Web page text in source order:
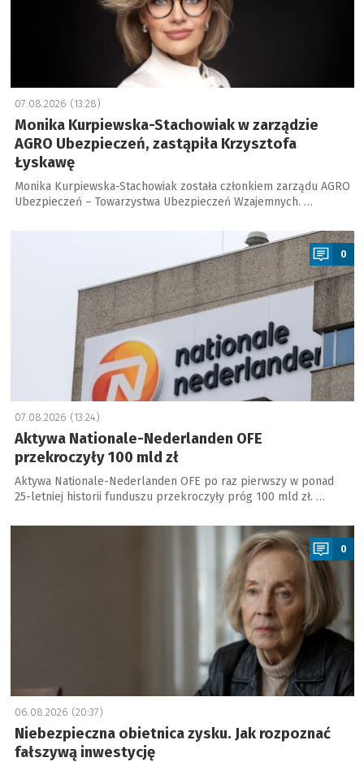
07.08.2026 (13:28)
Monika Kurpiewska-Stachowiak w zarządzie
AGRO Ubezpieczeń, zastąpiła Krzysztofa
Łyskawę
Monika Kurpiewska-Stachowiak została członkiem zarządu AGRO
Ubezpieczeń – Towarzystwa Ubezpieczeń Wzajemnych. …
0
07.08.2026 (13:24)
Aktywa Nationale-Nederlanden OFE
przekroczyły 100 mld zł
Aktywa Nationale-Nederlanden OFE po raz pierwszy w ponad
25-letniej historii funduszu przekroczyły próg 100 mld zł. …
a
0
06.08.2026 (20:37)
Niebezpieczna obietnica zysku. Jak rozpoznać
fałszywą inwestycję